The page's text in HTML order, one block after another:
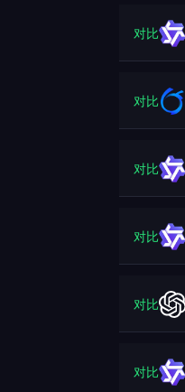
对比
对比
对比
对比
对比
对比